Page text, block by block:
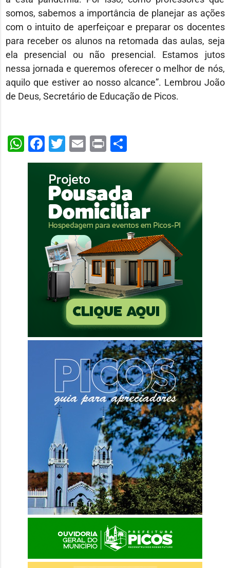
somos, sabemos a importância de planejar as ações
com o intuito de aperfeiçoar e preparar os docentes
para receber os alunos na retomada das aulas, seja
ela presencial ou não presencial. Estamos jutos
nessa jornada e queremos oferecer o melhor de nós,
aquilo que estiver ao nosso alcance”. Lembrou João
de Deus, Secretário de Educação de Picos.
WhatsApp
Facebook
Twitter
Email
PrintShare